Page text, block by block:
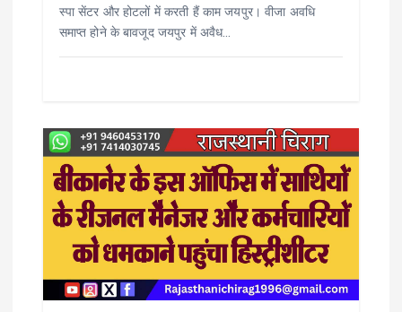
स्पा सेंटर और होटलों में करती हैं काम जयपुर। वीजा अवधि
समाप्त होने के बावजूद जयपुर में अवैध…